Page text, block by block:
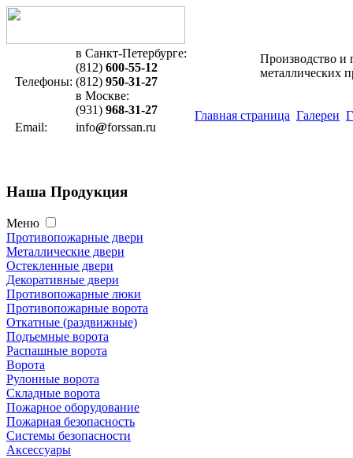
Телефоны:
в Санкт-Петербурге:
(812) 600-55-12
(812) 950-31-27
в Москве:
(931) 968-31-27
Email:
info@forssan.ru
Производство и
металлических
Главная страница Галереи
Наша Продукция
Меню
Противопожарные двери
Металлические двери
Остекленные двери
Декоративные двери
Противопожарные люки
Противопожарные ворота
Откатные (раздвижные)
Подъемные ворота
Распашные ворота
Ворота
Рулонные ворота
Складные ворота
Пожарное оборудование
Пожарная безопасность
Системы безопасности
Аксессуары